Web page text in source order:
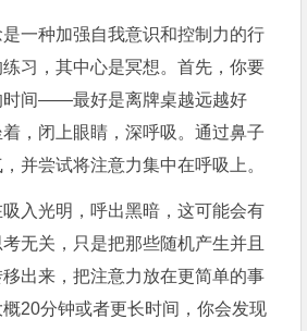
一种加强自我意识和控制力的行
习，其中心是冥想。首先，你要
时间——最好是离牌桌越远越好
，闭上眼睛，深呼吸。通过鼻子
并尝试将注意力集中在呼吸上。
入光明，呼出黑暗，这可能会有
无关，只是把那些随机产生并且
出来，把注意力放在更简单的事
20分钟或者更长时间，你会发现